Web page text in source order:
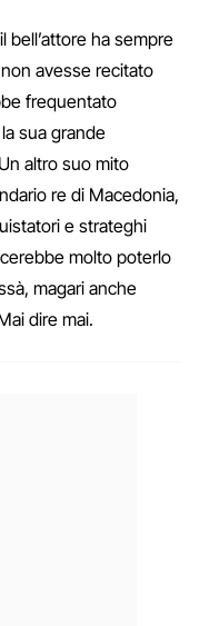
bell’attore ha sempre
avesse recitato
frequentato
sua grande
altro suo mito
re di Macedonia,
e strateghi
molto poterlo
magari anche
dire mai.